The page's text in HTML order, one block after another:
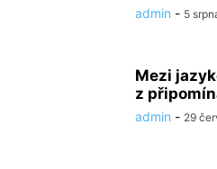
admin - 5
Mezi
z
admin - 29